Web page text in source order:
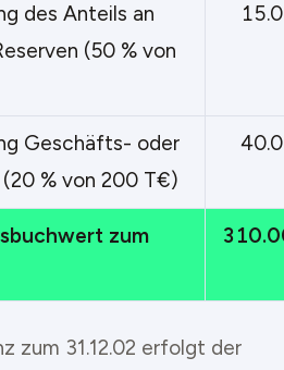
des Anteils an
(50 % von
Geschäfts- oder
% von 200 T€)
zum
zum 31.12.02 erfolgt der